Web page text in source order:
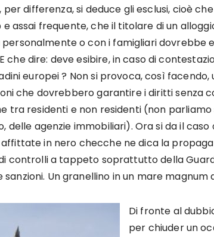
per differenza, si deduce gli esclusi, cioè
assai frequente, che il titolare di un
o con i famigliari dovrebbe
che dire: deve esibire, in caso di
europei ? Non si provoca, così facendo,
che dovrebbero garantire i diritti senza
tra residenti e non residenti (non
delle agenzie immobiliari). Ora si da il
in nero checche ne dica la
controlli a tappeto soprattutto della
Un granellino in un mare magnum
Di fronte al
per chiuder un